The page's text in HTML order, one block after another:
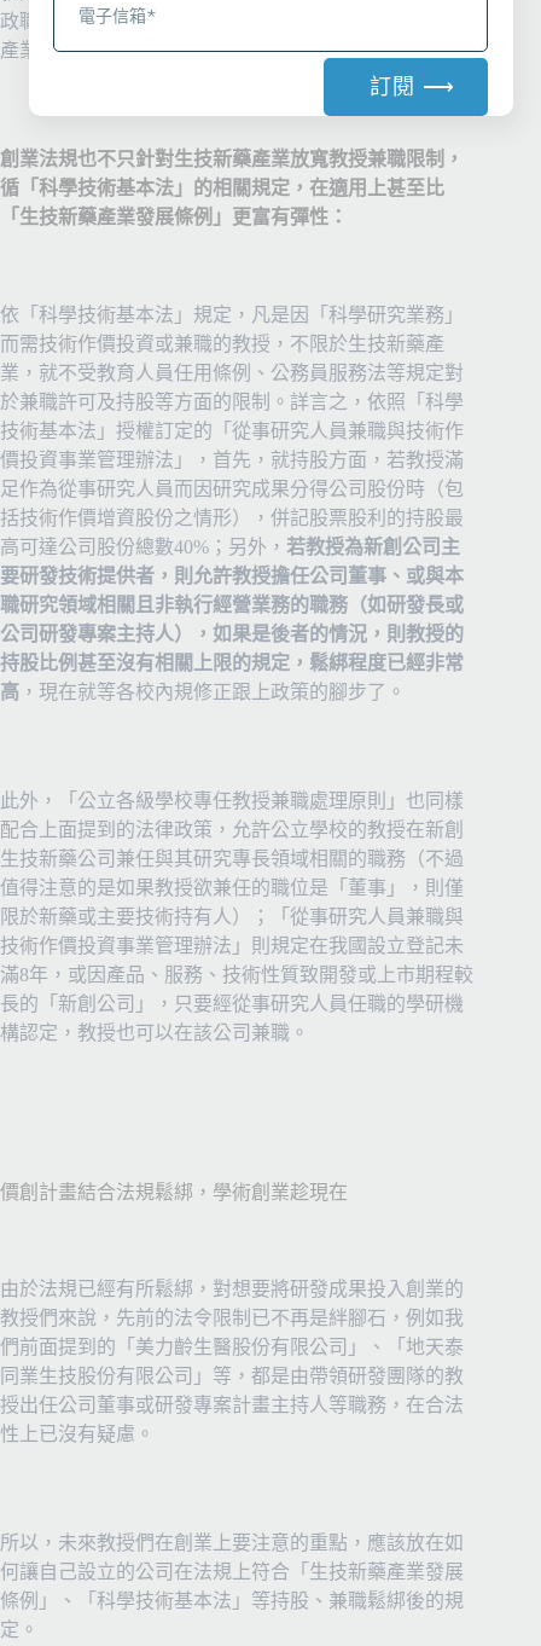
政職而具有公務員身分的老師，也同樣能適用生技新藥
產業發展條例的優惠了。
創業法規也不只針對生技新藥產業放寬教授兼職限制，
循「科學技術基本法」的相關規定，在適用上甚至比
「生技新藥產業發展條例」更富有彈性：
依「科學技術基本法」規定，凡是因「科學研究業務」
而需技術作價投資或兼職的教授，不限於生技新藥產
業，就不受教育人員任用條例、公務員服務法等規定對
於兼職許可及持股等方面的限制。詳言之，依照「科學
技術基本法」授權訂定的「從事研究人員兼職與技術作
價投資事業管理辦法」，首先，就持股方面，若教授滿
足作為從事研究人員而因研究成果分得公司股份時（包
括技術作價增資股份之情形），併記股票股利的持股最
高可達公司股份總數40%；另外， 若教授為新創公司主
要研發技術提供者，則允許教授擔任公司董事、或與本
職研究領域相關且非執行經營業務的職務（如研發長或
公司研發專案主持人），如果是後者的情況，則教授的
持股比例甚至沒有相關上限的規定，鬆綁程度已經非常
高 ，現在就等各校內規修正跟上政策的腳步了。
此外，「公立各級學校專任教授兼職處理原則」也同樣
配合上面提到的法律政策，允許公立學校的教授在新創
生技新藥公司兼任與其研究專長領域相關的職務（不過
值得注意的是如果教授欲兼任的職位是「董事」，則僅
限於新藥或主要技術持有人）；「從事研究人員兼職與
技術作價投資事業管理辦法」則規定在我國設立登記未
滿8年，或因產品、服務、技術性質致開發或上市期程較
長的「新創公司」，只要經從事研究人員任職的學研機
構認定，教授也可以在該公司兼職。
價創計畫結合法規鬆綁，學術創業趁現在
由於法規已經有所鬆綁，對想要將研發成果投入創業的
教授們來說，先前的法令限制已不再是絆腳石，例如我
們前面提到的「美力齡生醫股份有限公司」、「地天泰
同業生技股份有限公司」等，都是由帶領研發團隊的教
授出任公司董事或研發專案計畫主持人等職務，在合法
性上已沒有疑慮。
所以，未來教授們在創業上要注意的重點，應該放在如
何讓自己設立的公司在法規上符合「生技新藥產業發展
條例」、「科學技術基本法」等持股、兼職鬆綁後的規
定。
訂閱 ⟶
l
t
e
a
t
i
v
e
: